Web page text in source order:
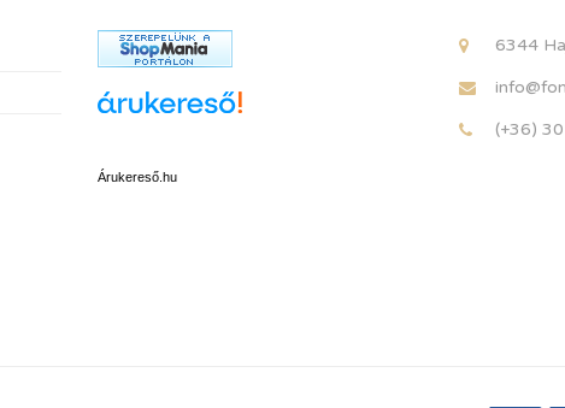
Árukereső.hu
6344
(+36)